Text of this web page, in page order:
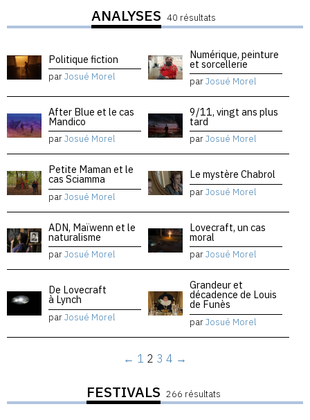
ANALYSES 40 résultats
Politique fiction
parJosué Morel
Numérique, peinture
et sorcellerie
parJosué Morel
After Blue et le cas
Mandico
parJosué Morel
9/11, vingt ans plus
tard
parJosué Morel
Petite Maman et le
cas Sciamma
parJosué Morel
Le mystère Chabrol
parJosué Morel
ADN, Maïwenn et le
naturalisme
parJosué Morel
Lovecraft, un cas
moral
parJosué Morel
De Lovecraft
à Lynch
parJosué Morel
Grandeur et
décadence de Louis
de Funès
parJosué Morel
← 1 2 3 4 →
FESTIVALS 266 résultats